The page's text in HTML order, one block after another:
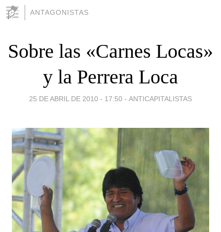
ANTAGONISTAS
Sobre las «Carnes Locas»
y la Perrera Loca
25 DE ABRIL DE 2010 - 17:50 - ANTICAPITALISTAS